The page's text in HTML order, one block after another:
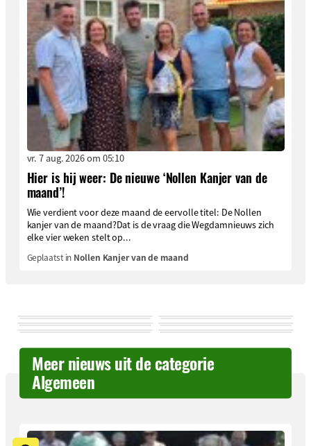
vr. 7 aug. 2026 om 05:10
Hier is hij weer: De nieuwe ‘Nollen Kanjer van de
maand’!
Wie verdient voor deze maand de eervolle titel: De Nollen
kanjer van de maand?Dat is de vraag die Wegdamnieuws zich
elke vier weken stelt op...
Geplaatst in Nollen Kanjer van de maand
Meer nieuws uit de categorie
Algemeen